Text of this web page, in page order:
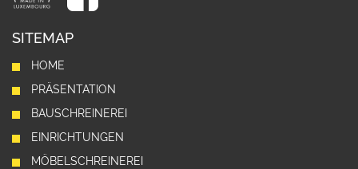
SITEMAP
HOME
PRÄSENTATION
BAUSCHREINEREI
EINRICHTUNGEN
MÖBELSCHREINEREI